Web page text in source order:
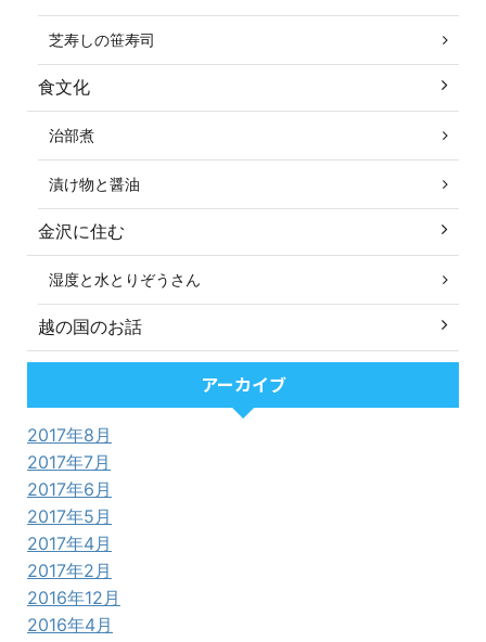
芝寿しの笹寿司
食文化
治部煮
漬け物と醤油
金沢に住む
湿度と水とりぞうさん
越の国のお話
アーカイブ
2017年8月
2017年7月
2017年6月
2017年5月
2017年4月
2017年2月
2016年12月
2016年4月